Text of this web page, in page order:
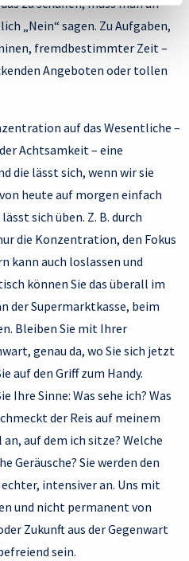
zu schaffen, muss man an
„Nein“ sagen. Zu Aufgaben,
fremdbestimmter Zeit –
Angeboten oder tollen
auf das Wesentliche –
Achtsamkeit – eine
die lässt sich, wenn wir sie
heute auf morgen einfach
sich üben. Z. B. durch
die Konzentration, den Fokus
kann auch loslassen und
können Sie das überall im
der Supermarktkasse, beim
Bleiben Sie mit Ihrer
genau da, wo Sie sich jetzt
auf den Griff zum Handy.
Ihre Sinne: Was sehe ich? Was
der Reis auf meinem
auf dem ich sitze? Welche
Geräusche? Sie werden den
intensiver an. Uns mit
und nicht permanent von
Zukunft aus der Gegenwart
sein.